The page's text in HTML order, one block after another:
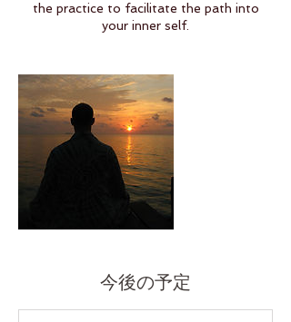
the practice to facilitate the path into
your inner self.
今後の予定